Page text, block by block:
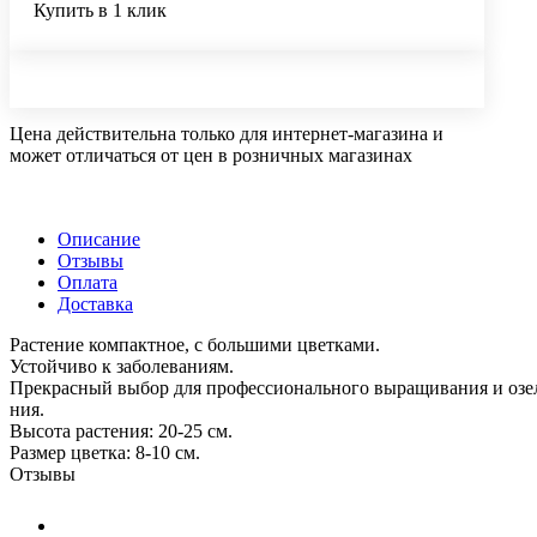
Купить в 1 клик
Цена действительна только для интернет-магазина и
может отличаться от цен в розничных магазинах
Описание
Отзывы
Оплата
Доставка
Растение компактное, с большими цветками.
Устойчиво к заболеваниям.
Прекрасный выбор для профессионального выращивания и
ния.
Высота растения: 20-25 см.
Размер цветка: 8-10 см.
Отзывы